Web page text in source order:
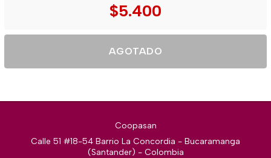
$5.400
AGOTADO
Coopasan
Calle 51 #18-54 Barrio La Concordia - Bucaramanga
(Santander) - Colombia